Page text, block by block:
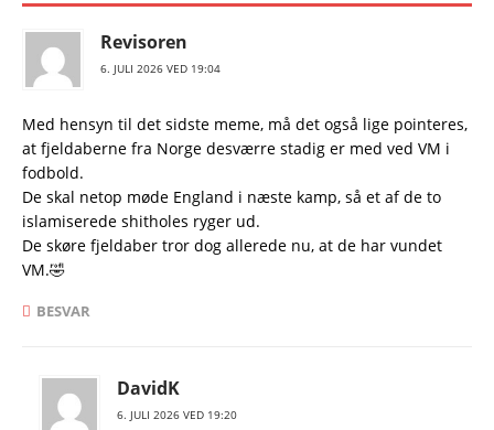
Revisoren
6. JULI 2026 VED 19:04
Med hensyn til det sidste meme, må det også lige pointeres,
at fjeldaberne fra Norge desværre stadig er med ved VM i
fodbold.
De skal netop møde England i næste kamp, så et af de to
islamiserede shitholes ryger ud.
De skøre fjeldaber tror dog allerede nu, at de har vundet
VM.🤣
BESVAR
DavidK
6. JULI 2026 VED 19:20